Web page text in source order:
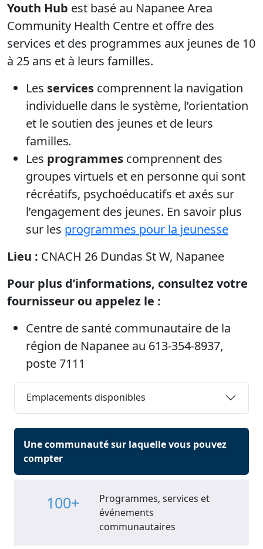
Youth Hub est basé au Napanee Area
Community Health Centre et offre des
services et des programmes aux jeunes de 10
à 25 ans et à leurs familles.
Les services comprennent la navigation
individuelle dans le système, l’orientation
et le soutien des jeunes et de leurs
familles.
Les programmes comprennent des
groupes virtuels et en personne qui sont
récréatifs, psychoéducatifs et axés sur
l’engagement des jeunes. En savoir plus
sur les programmes pour la jeunesse
Lieu : CNACH 26 Dundas St W, Napanee
Pour plus d’informations, consultez votre
fournisseur ou appelez le :
Centre de santé communautaire de la
région de Napanee au 613-354-8937,
poste 7111
Emplacements disponibles
Une communauté sur laquelle vous pouvez
compter
100+
Programmes, services et
événements
communautaires